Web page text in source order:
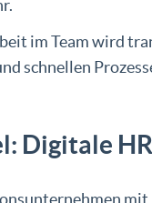
im Team wird
schnellen
Digitale